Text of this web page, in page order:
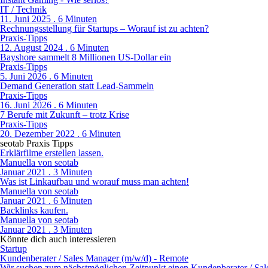
IT / Technik
11. Juni 2025 . 6 Minuten
Rechnungsstellung für Startups – Worauf ist zu achten?
Praxis-Tipps
12. August 2024 . 6 Minuten
Bayshore sammelt 8 Millionen US-Dollar ein
Praxis-Tipps
5. Juni 2026 . 6 Minuten
Demand Generation statt Lead-Sammeln
Praxis-Tipps
16. Juni 2026 . 6 Minuten
7 Berufe mit Zukunft – trotz Krise
Praxis-Tipps
20. Dezember 2022 . 6 Minuten
seotab Praxis Tipps
Erklärfilme erstellen lassen.
Manuella von seotab
Januar 2021 . 3 Minuten
Was ist Linkaufbau und worauf muss man achten!
Manuella von seotab
Januar 2021 . 6 Minuten
Backlinks kaufen.
Manuella von seotab
Januar 2021 . 3 Minuten
Könnte dich auch interessieren
Startup
Kundenberater / Sales Manager (m/w/d) - Remote